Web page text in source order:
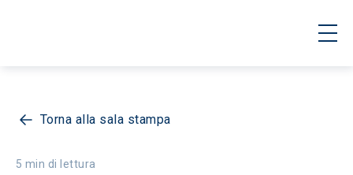
Torna alla sala stampa
5 min di lettura